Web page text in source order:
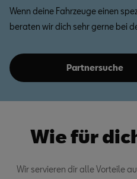
Wenn deine Fahrzeuge einen
beraten wir dich sehr gerne bei
Partnersuche
Wie für
Wir servieren dir alle Vorteile